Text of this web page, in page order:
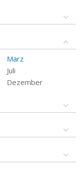
März
Juli
Dezember